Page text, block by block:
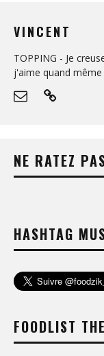
VINCENT
TOPPING - Je
j'aime quand
NE RATEZ
HASHTAG
FOODLIST